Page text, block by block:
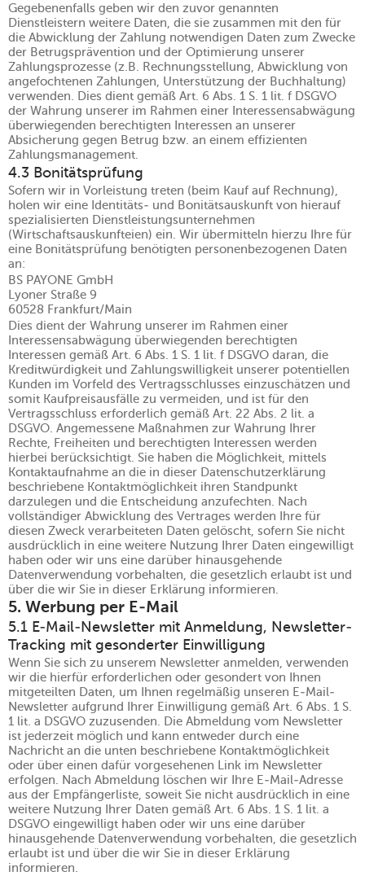
Gegebenenfalls geben wir den zuvor genannten
Dienstleistern weitere Daten, die sie zusammen mit den für
die Abwicklung der Zahlung notwendigen Daten zum Zwecke
der Betrugsprävention und der Optimierung unserer
Zahlungsprozesse (z.B. Rechnungsstellung, Abwicklung von
angefochtenen Zahlungen, Unterstützung der Buchhaltung)
verwenden. Dies dient gemäß Art. 6 Abs. 1 S. 1 lit. f DSGVO
der Wahrung unserer im Rahmen einer Interessensabwägung
überwiegenden berechtigten Interessen an unserer
Absicherung gegen Betrug bzw. an einem effizienten
Zahlungsmanagement.
4.3 Bonitätsprüfung
Sofern wir in Vorleistung treten (beim Kauf auf Rechnung),
holen wir eine Identitäts- und Bonitätsauskunft von hierauf
spezialisierten Dienstleistungsunternehmen
(Wirtschaftsauskunfteien) ein. Wir übermitteln hierzu Ihre für
eine Bonitätsprüfung benötigten personenbezogenen Daten
an:
BS PAYONE GmbH
Lyoner Straße 9
60528 Frankfurt/Main
Dies dient der Wahrung unserer im Rahmen einer
Interessensabwägung überwiegenden berechtigten
Interessen gemäß Art. 6 Abs. 1 S. 1 lit. f DSGVO daran, die
Kreditwürdigkeit und Zahlungswilligkeit unserer potentiellen
Kunden im Vorfeld des Vertragsschlusses einzuschätzen und
somit Kaufpreisausfälle zu vermeiden, und ist für den
Vertragsschluss erforderlich gemäß Art. 22 Abs. 2 lit. a
DSGVO. Angemessene Maßnahmen zur Wahrung Ihrer
Rechte, Freiheiten und berechtigten Interessen werden
hierbei berücksichtigt. Sie haben die Möglichkeit, mittels
Kontaktaufnahme an die in dieser Datenschutzerklärung
beschriebene Kontaktmöglichkeit ihren Standpunkt
darzulegen und die Entscheidung anzufechten. Nach
vollständiger Abwicklung des Vertrages werden Ihre für
diesen Zweck verarbeiteten Daten gelöscht, sofern Sie nicht
ausdrücklich in eine weitere Nutzung Ihrer Daten eingewilligt
haben oder wir uns eine darüber hinausgehende
Datenverwendung vorbehalten, die gesetzlich erlaubt ist und
über die wir Sie in dieser Erklärung informieren.
5. Werbung per E-Mail
5.1 E-Mail-Newsletter mit Anmeldung, Newsletter-
Tracking mit gesonderter Einwilligung
Wenn Sie sich zu unserem Newsletter anmelden, verwenden
wir die hierfür erforderlichen oder gesondert von Ihnen
mitgeteilten Daten, um Ihnen regelmäßig unseren E-Mail-
Newsletter aufgrund Ihrer Einwilligung gemäß Art. 6 Abs. 1 S.
1 lit. a DSGVO zuzusenden. Die Abmeldung vom Newsletter
ist jederzeit möglich und kann entweder durch eine
Nachricht an die unten beschriebene Kontaktmöglichkeit
oder über einen dafür vorgesehenen Link im Newsletter
erfolgen. Nach Abmeldung löschen wir Ihre E-Mail-Adresse
aus der Empfängerliste, soweit Sie nicht ausdrücklich in eine
weitere Nutzung Ihrer Daten gemäß Art. 6 Abs. 1 S. 1 lit. a
DSGVO eingewilligt haben oder wir uns eine darüber
hinausgehende Datenverwendung vorbehalten, die gesetzlich
erlaubt ist und über die wir Sie in dieser Erklärung
informieren.